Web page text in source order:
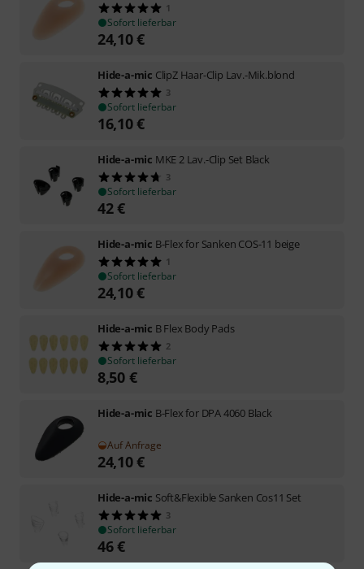
1
Sofort lieferbar
24,10€
Hide-a-mic ClipZ Haar-Clip Lav.-Mik.blond
3
Sofort lieferbar
16,10€
Hide-a-mic MKE 2 Lav.-Clip Set Black
3
Sofort lieferbar
42€
Hide-a-mic B-Flex for Sanken COS-11 beige
1
Sofort lieferbar
24,10€
Hide-a-mic B Flex Body Pads
2
Sofort lieferbar
8,50 €
Hide-a-mic B-Flex for DPA 4060 Black
Auf Anfrage
24,10€
Hide-a-mic Soft&Flexible Sanken Cos11 Set
3
Sofort lieferbar
46€